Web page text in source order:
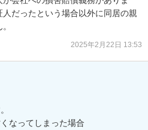
だったという場合以外に同居の親
2025年2月22日 13:53
なってしまった場合